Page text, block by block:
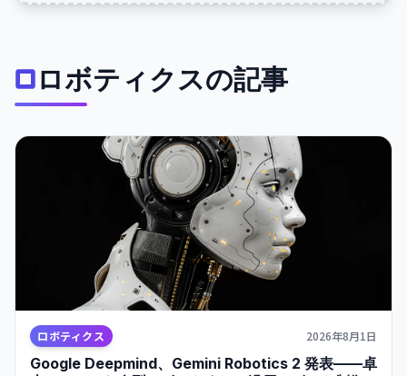
ロボティクスの記事
ロボティクス 2026年8月1日
Google Deepmind、Gemini Robotics 2 発表——卓